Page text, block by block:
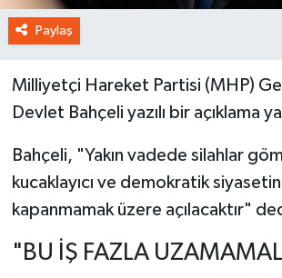
Paylaş
Milliyetçi Hareket Partisi (MHP)
Devlet Bahçeli yazılı bir açıklama
Bahçeli, "Yakın vadede silahlar
kucaklayıcı ve demokratik
kapanmamak üzere açılacaktır"
"BU İŞ FAZLA